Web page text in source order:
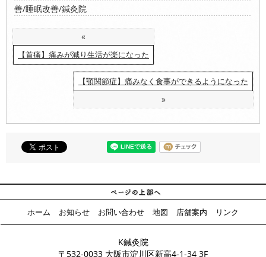
善/睡眠改善/鍼灸院
«
【首痛】痛みが減り生活が楽になった
【顎関節症】痛みなく食事ができるようになった
»
ホーム お知らせ お問い合わせ 地図 店舗案内 リンク
K鍼灸院
〒532-0033 大阪市淀川区新高4-1-34 3F